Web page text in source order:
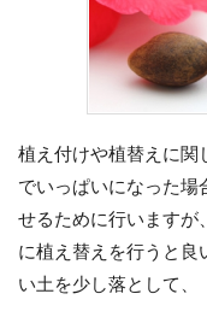
植え付けや植替えに関
でいっぱいになった場
せるために行いますが
に植え替えを行うと良
い土を少し落として、